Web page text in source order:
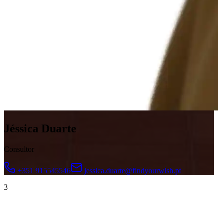
Jéssica Duarte
Consultor
+351 915545546
jessica.duarte@findyourwish.pt
3